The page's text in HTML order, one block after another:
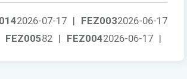
FEZ0032026-06-17
2026-07-17 |
FEZ0042026-06-17 |
FEZ00582 |